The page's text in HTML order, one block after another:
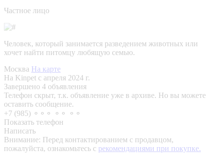
Частное лицо
Человек, который занимается разведением животных или
хочет найти питомцу любящую семью.
Москва На карте
На Kinpet c апреля 2024 г.
Завершено 4 объявления
Телефон скрыт, т.к. объявление уже в архиве. Но вы можете
оставить сообщение.
+7 (985) ⚬⚬⚬ ⚬⚬ ⚬⚬
Показать телефон
Написать
Внимание: Перед контактированием с продавцом,
пожалуйста, ознакомьтесь с рекомендациями при покупке.